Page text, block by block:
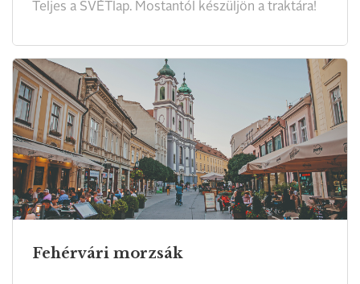
Teljes a SVÉTlap. Mostantól készüljön a traktára!
Fehérvári morzsák